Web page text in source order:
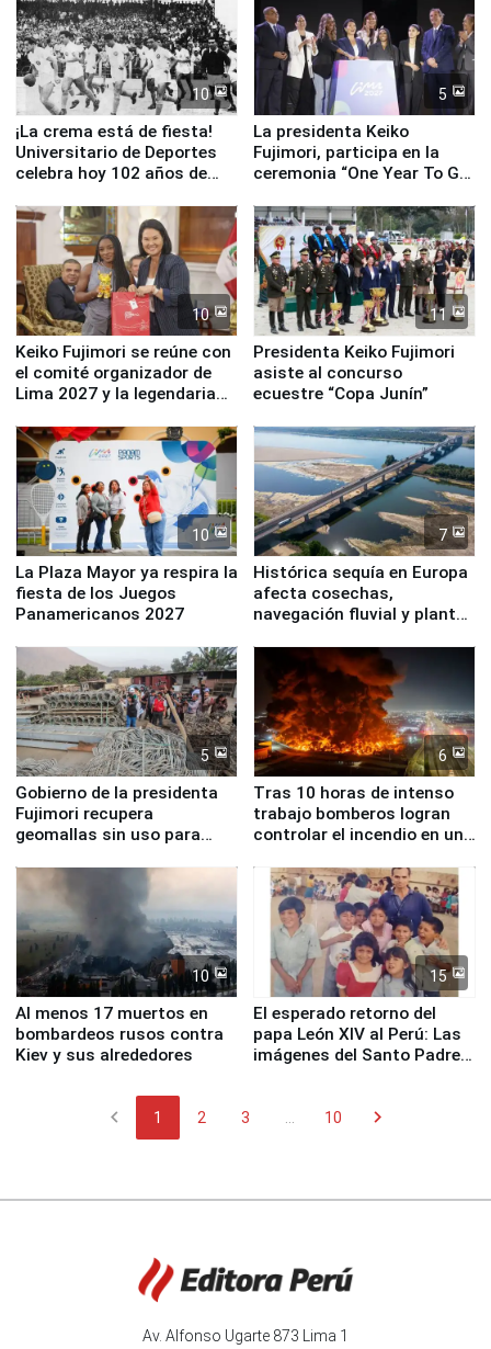
Serenazgo
10
¡La crema está de fiesta!
Universitario de Deportes
celebra hoy 102 años de
5
La presidenta Keiko
Fujimori, participa en la
ceremonia “One Year To Go
10
Keiko Fujimori se reúne con
el comité organizador de
Lima 2027 y la legendaria
11
Presidenta Keiko Fujimori
asiste al concurso
ecuestre “Copa Junín”
10
La Plaza Mayor ya respira la
fiesta de los Juegos
Panamericanos 2027
7
Histórica sequía en Europa
afecta cosechas,
navegación fluvial y plantas
5
Gobierno de la presidenta
Fujimori recupera
geomallas sin uso para
Fenómeno El Niño
6
Tras 10 horas de intenso
trabajo bomberos logran
controlar el incendio en una
de Chile
10
Al menos 17 muertos en
bombardeos rusos contra
Kiev y sus alrededores
15
El esperado retorno del
papa León XIV al Perú: Las
imágenes del Santo Padre
chevron_left 1 2 3 10 chevron_right
Av. Alfonso Ugarte 873 Lima 1